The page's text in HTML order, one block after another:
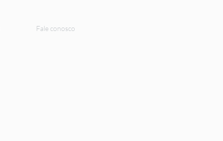
Fale conosco